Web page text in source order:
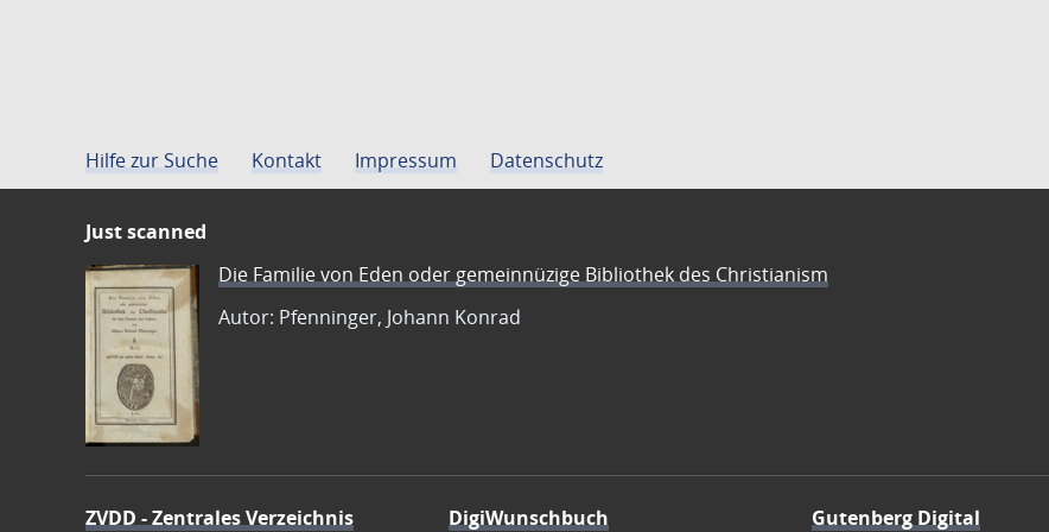
Hilfe zur Suche Kontakt Impressum Datenschutz
Just scanned
Die Familie von Eden oder gemeinnüzige Bibliothek des Christianism
Autor: Pfenninger, Johann Konrad
ZVDD - Zentrales Verzeichnis DigiWunschbuch Gutenberg Digital